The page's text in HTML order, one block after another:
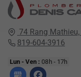
74 Rang Mathieu,
819-604-3916
Lun - Ven : 08h - 17h